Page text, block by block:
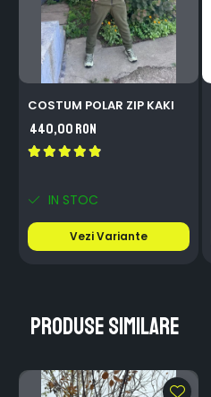
COSTUM POLAR ZIP KAKI
440,00 RON
IN STOC
Vezi Variante
Produse similare